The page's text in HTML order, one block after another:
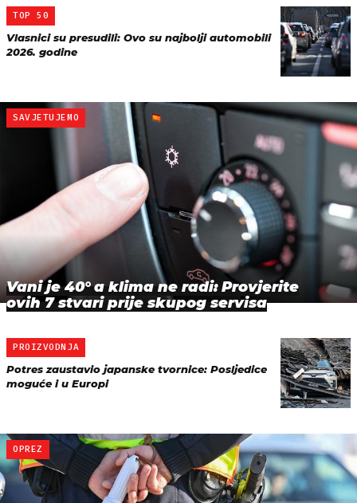
TOP 50
Vlasnici su presudili: Ovo su najbolji automobili
2026. godine
SAVJETUJEMO
Vani je 40° a klima ne radi: Provjerite
ovih 7 stvari prije skupog servisa
PROIZVODNJA
Potres zaustavio japanske tvornice: Posljedice
moguće i u Europi
OPREZ